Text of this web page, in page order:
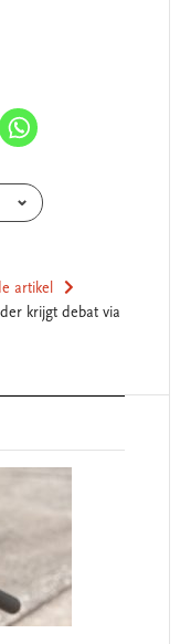
artikel
krijgt debat via